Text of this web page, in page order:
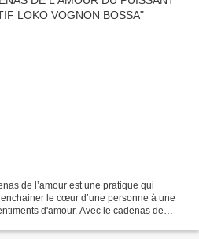
de l’amour est une pratique qui
le cœur d’une personne à une
d'amour. Avec le cadenas de